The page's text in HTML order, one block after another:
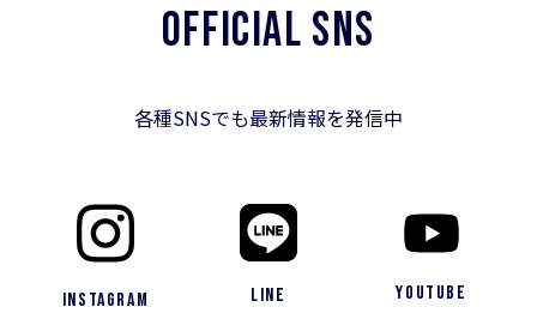
OFFICIAL SNS
各種SNSでも最新情報を発信中
Instagram LINE YouTube